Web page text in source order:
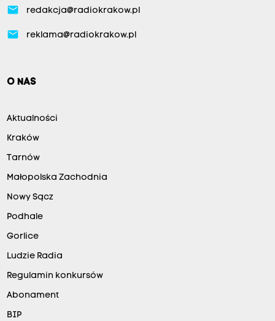
email redakcja@radiokrakow.pl
email reklama@radiokrakow.pl
O NAS
Aktualności
Kraków
Tarnów
Małopolska Zachodnia
Nowy Sącz
Podhale
Gorlice
Ludzie Radia
Regulamin konkursów
Abonament
BIP